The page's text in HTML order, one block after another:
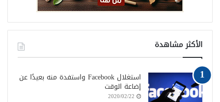
الأكثر مشاهدة
استغلال Facebook واستفدة منه بعيدًا عن
إضاعة الوقت
2020/02/22